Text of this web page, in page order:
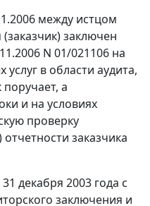
между истцом
заключен
N 01/021106 на
в области аудита,
поручает, а
и на условиях
проверку
заказчика
декабря 2003 года с
заключения и